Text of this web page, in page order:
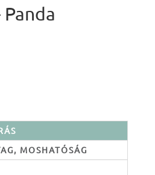
Panda
MOSHATÓSÁG